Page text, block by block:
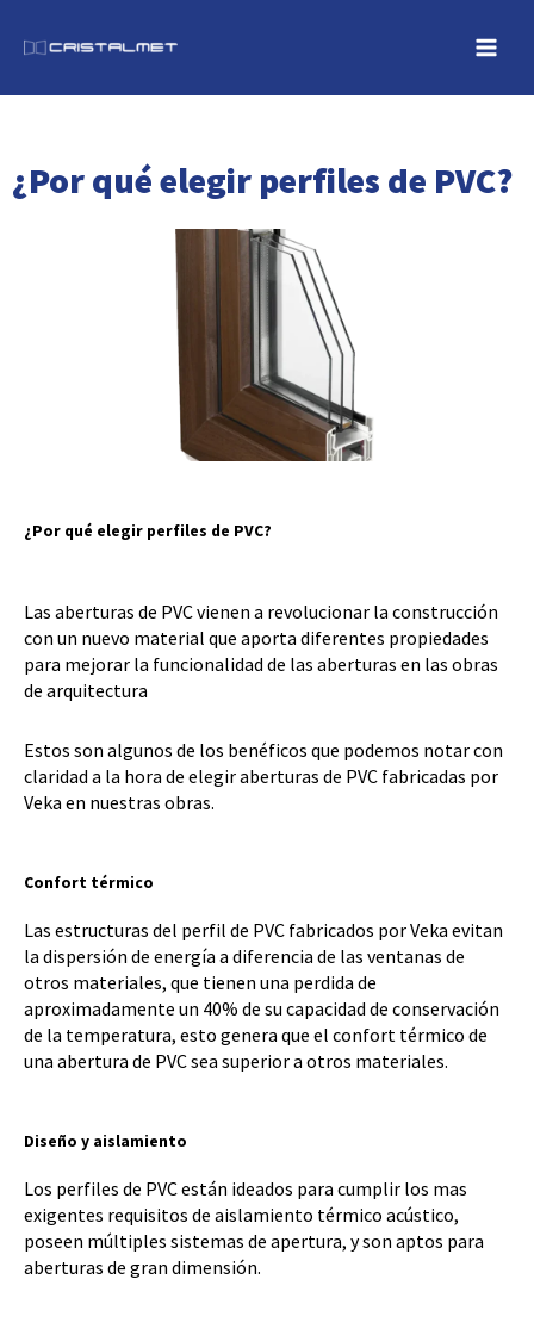
¿Por qué elegir perfiles de PVC?
¿Por qué elegir perfiles de PVC?
Las aberturas de PVC vienen a revolucionar la construcción
con un nuevo material que aporta diferentes propiedades
para mejorar la funcionalidad de las aberturas en las obras
de arquitectura
Estos son algunos de los benéficos que podemos notar con
claridad a la hora de elegir aberturas de PVC fabricadas por
Veka en nuestras obras.
Confort térmico
Las estructuras del perfil de PVC fabricados por Veka evitan
la dispersión de energía a diferencia de las ventanas de
otros materiales, que tienen una perdida de
aproximadamente un 40% de su capacidad de conservación
de la temperatura, esto genera que el confort térmico de
una abertura de PVC sea superior a otros materiales.
Diseño y aislamiento
Los perfiles de PVC están ideados para cumplir los mas
exigentes requisitos de aislamiento térmico acústico,
poseen múltiples sistemas de apertura, y son aptos para
aberturas de gran dimensión.